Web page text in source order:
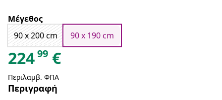
Μέγεθος
90 x 200 cm
90 x 190 cm
22499 €
Περιλαμβ. ΦΠΑ
Περιγραφή